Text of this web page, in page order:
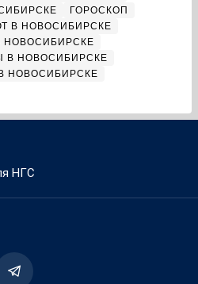
ГОРОСКОП
В НОВОСИБИРСКЕ
НОВОСИБИРСКЕ
В НОВОСИБИРСКЕ
НОВОСИБИРСКЕ
НГС